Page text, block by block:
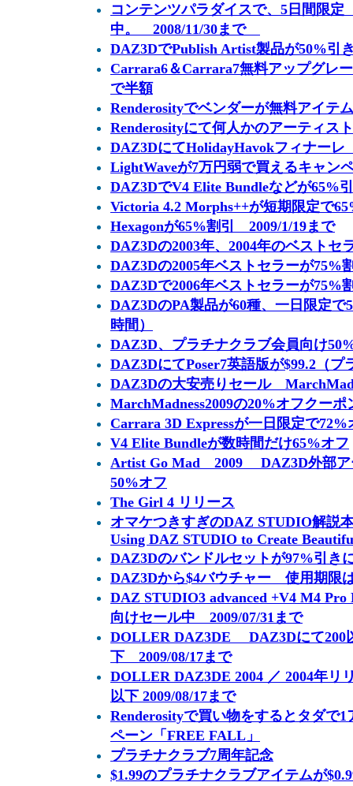
コンテンツパラダイスで、5日間限
中。 2008/11/30まで
DAZ3DでPublish Artist製品が50%引
Carrara6＆Carrara7無料アップグレ
で半額
Renderosityでベンダーが無料アイテ
Renderosityにて何人かのアーティス
DAZ3DにてHolidayHavokフィナー
LightWaveが7万円弱で買えるキャン
DAZ3DでV4 Elite Bundleなどが65%
Victoria 4.2 Morphs++が短期限定で
Hexagonが65%割引 2009/1/19まで
DAZ3Dの2003年、2004年のベストセ
DAZ3Dの2005年ベストセラーが75%
DAZ3Dで2006年ベストセラーが75%
DAZ3DのPA製品が60種、一日限定
時間）
DAZ3D、プラチナクラブ会員向け
DAZ3DにてPoser7英語版が$99.2（プ
DAZ3Dの大安売りセール
MarchMadness2009の20%オフクーポ
Carrara 3D Expressが一日限定で72%
V4 Elite Bundleが数時間だけ65%オフ
Artist Go Mad 2009 DAZ3D外部ア
50%オフ
The Girl 4 リリース
オマケつきすぎのDAZ STUDIO解説
Using DAZ STUDIO to Create
DAZ3Dのバンドルセットが97%引き
DAZ3Dから$4バウチャー 使用期限
DAZ STUDIO3 advanced +V4 M4
向けセール中 2009/07/31まで
DOLLER DAZ3DE DAZ3Dにて200
下 2009/08/17まで
DOLLER DAZ3DE 2004 ／ 2004年リ
以下 2009/08/17まで
Renderosityで買い物をするとタダで
ペーン「FREE FALL」
プラチナクラブ7周年記念
$1.99のプラチナクラブアイテムが